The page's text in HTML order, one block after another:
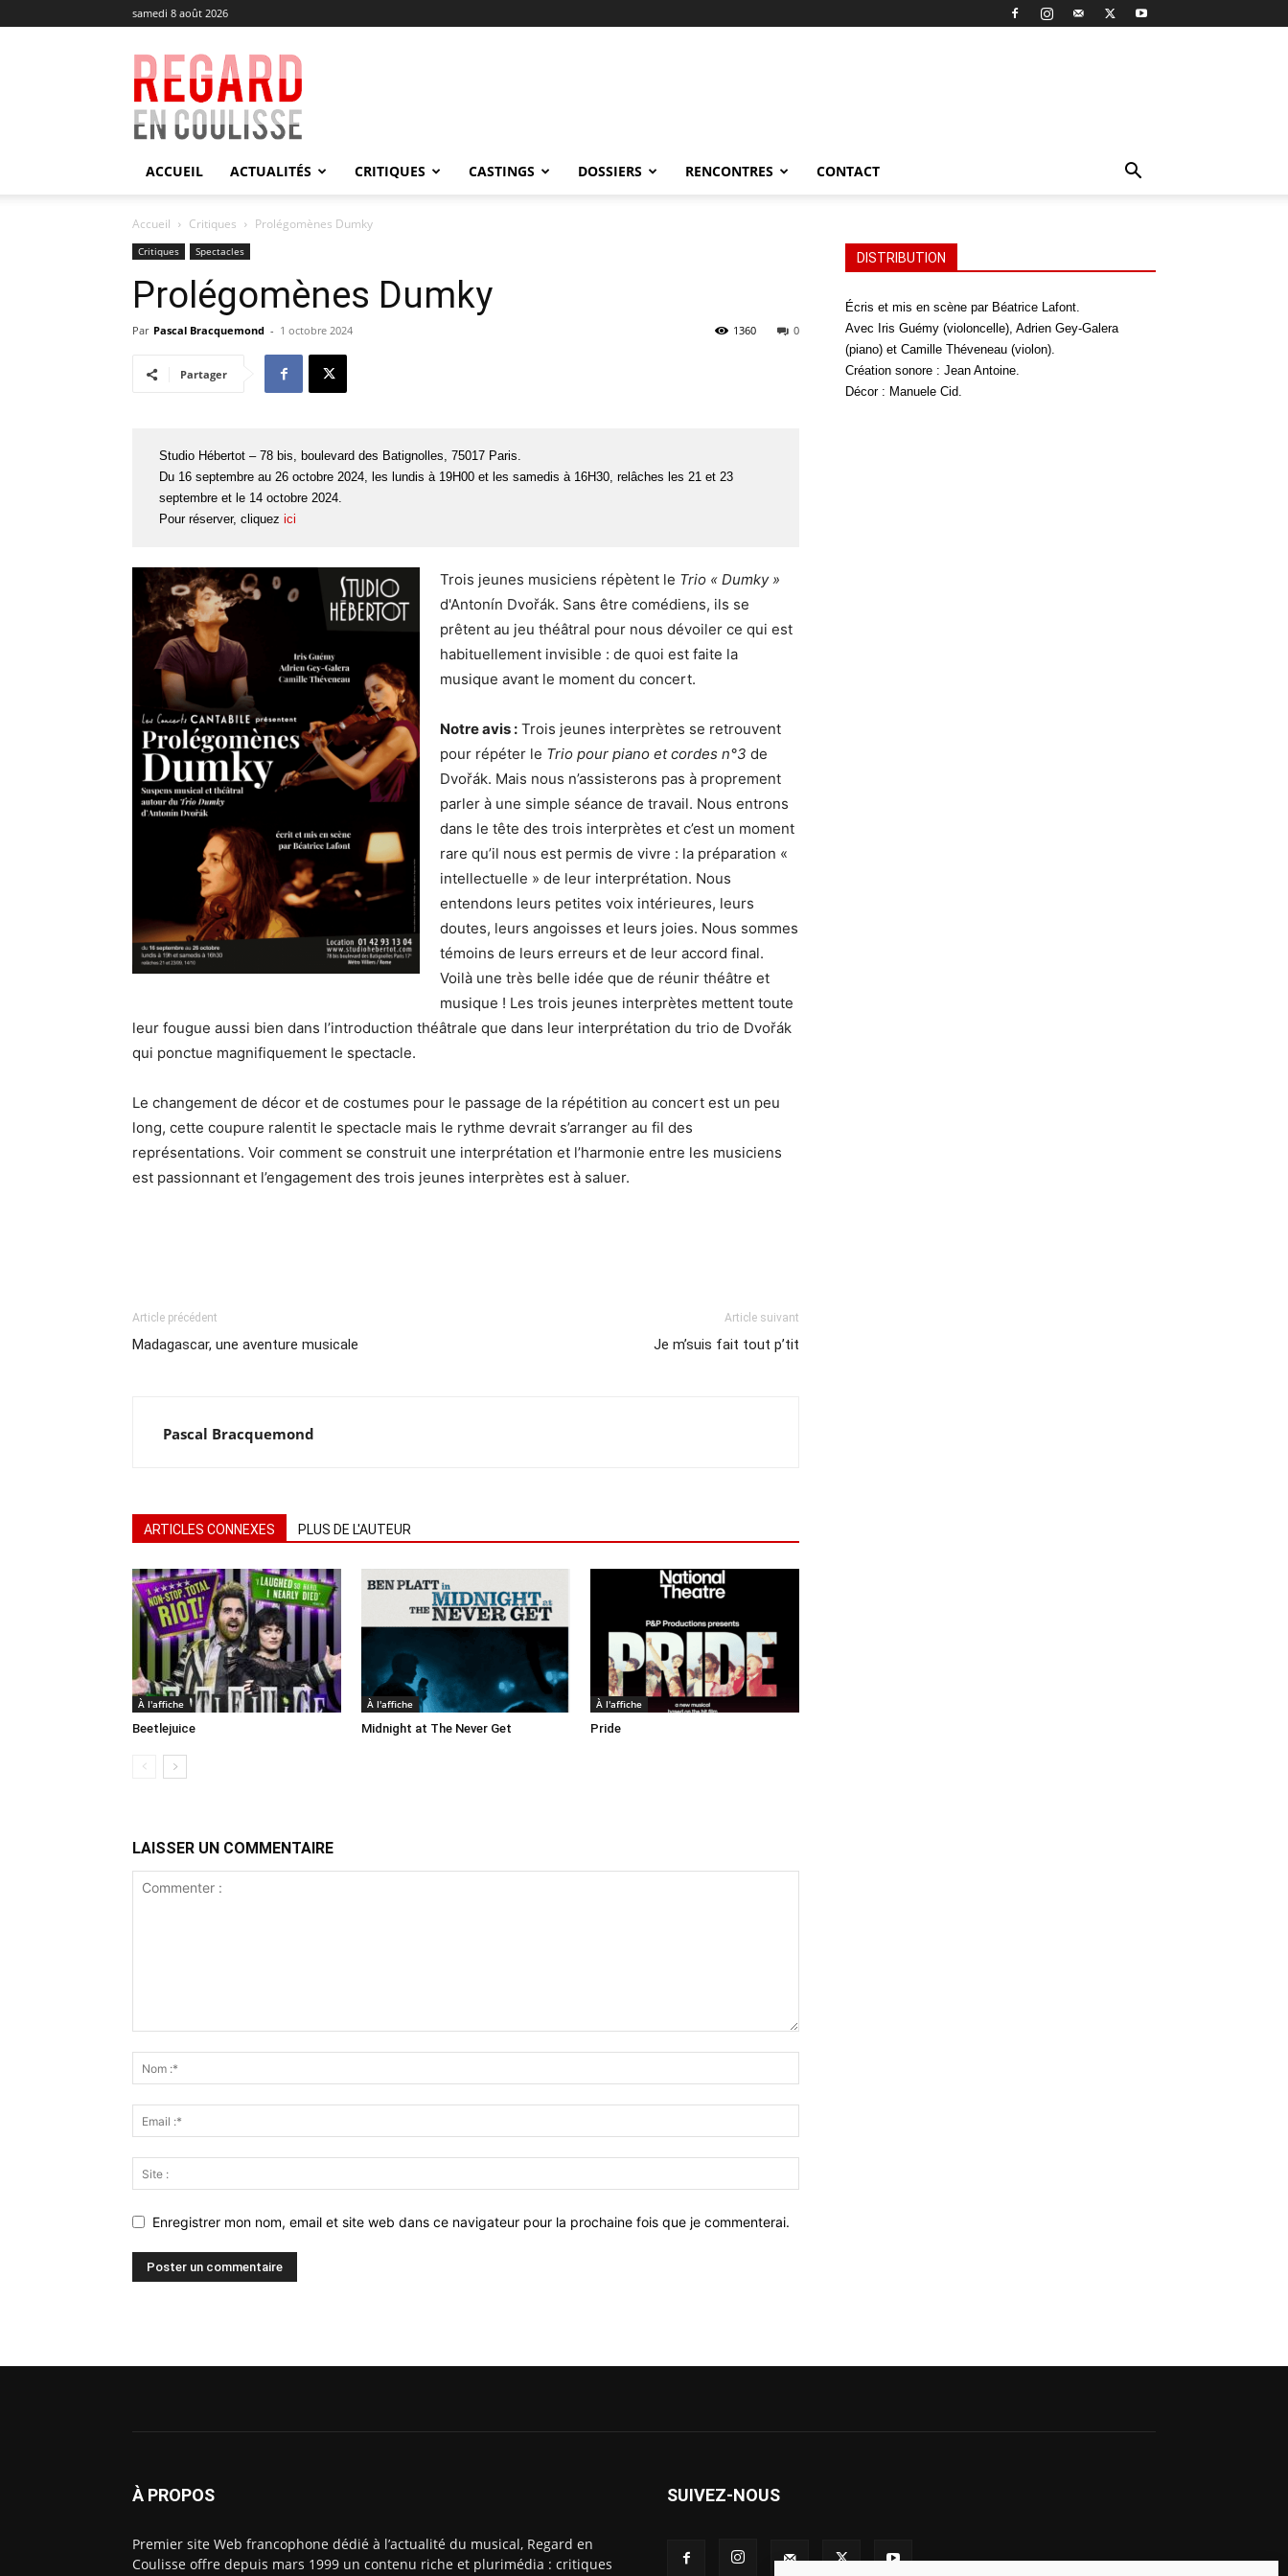
samedi 8 août 2026
Regard
en
Coulisse
ACCUEIL ACTUALITÉS CRITIQUES CASTINGS DOSSIERS RENCONTRES CONTACT
Accueil Critiques Prolégomènes Dumky
Critiques Spectacles
Prolégomènes Dumky
Par Pascal Bracquemond - 1 octobre 2024 0
1360
Partager
Studio Hébertot – 78 bis, boulevard des Batignolles, 75017 Paris.
Du 16 septembre au 26 octobre 2024, les lundis à 19H00 et les samedis à 16H30, relâches les 21 et 23
septembre et le 14 octobre 2024.
Pour réserver, cliquez ici
Trois jeunes musiciens répètent le Trio « Dumky »
d'Antonín Dvořák. Sans être comédiens, ils se
prêtent au jeu théâtral pour nous dévoiler ce qui est
habituellement invisible : de quoi est faite la
musique avant le moment du concert.
Notre avis : Trois jeunes interprètes se retrouvent
pour répéter le Trio pour piano et cordes n°3 de
Dvořák. Mais nous n’assisterons pas à proprement
parler à une simple séance de travail. Nous entrons
dans le tête des trois interprètes et c’est un moment
rare qu’il nous est permis de vivre : la préparation «
intellectuelle » de leur interprétation. Nous
entendons leurs petites voix intérieures, leurs
doutes, leurs angoisses et leurs joies. Nous sommes
témoins de leurs erreurs et de leur accord final.
Voilà une très belle idée que de réunir théâtre et
musique ! Les trois jeunes interprètes mettent toute
leur fougue aussi bien dans l’introduction théâtrale que dans leur interprétation du trio de Dvořák
qui ponctue magnifiquement le spectacle.
Le changement de décor et de costumes pour le passage de la répétition au concert est un peu
long, cette coupure ralentit le spectacle mais le rythme devrait s’arranger au fil des
représentations. Voir comment se construit une interprétation et l’harmonie entre les musiciens
est passionnant et l’engagement des trois jeunes interprètes est à saluer.
Article précédent
Madagascar, une aventure musicale
Article suivant
Je m’suis fait tout p’tit
Pascal Bracquemond
ARTICLES CONNEXES PLUS DE L'AUTEUR
À l'affiche
Beetlejuice
À l'affiche
Midnight at The Never Get
À l'affiche
Pride
LAISSER UN COMMENTAIRE
Enregistrer mon nom, email et site web dans ce navigateur pour la prochaine fois que je commenterai.
DISTRIBUTION
Écris et mis en scène par Béatrice Lafont.
Avec Iris Guémy (violoncelle), Adrien Gey-Galera
(piano) et Camille Théveneau (violon).
Création sonore : Jean Antoine.
Décor : Manuele Cid.
À PROPOS
Premier site Web francophone dédié à l’actualité du musical, Regard en
Coulisse offre depuis mars 1999 un contenu riche et plurimédia : critiques
SUIVEZ-NOUS